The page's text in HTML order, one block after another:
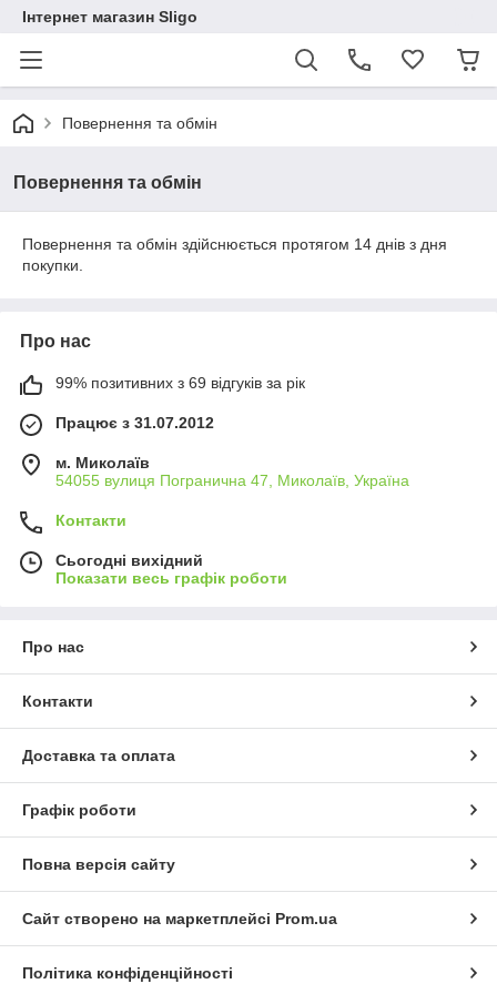
Інтернет магазин Sligo
Повернення та обмін
Повернення та обмін
Повернення та обмін здійснюється протягом 14 днів з дня
покупки.
Про нас
99% позитивних з 69 відгуків за рік
Працює з 31.07.2012
м. Миколаїв
54055 вулиця Погранична 47, Миколаїв, Україна
Контакти
Сьогодні вихідний
Показати весь графік роботи
Про нас
Контакти
Доставка та оплата
Графік роботи
Повна версія сайту
Сайт створено на маркетплейсі Prom.ua
Політика конфіденційності